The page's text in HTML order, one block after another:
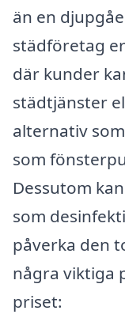
än en
städföretag
där kunder
städtjänster
alternativ
som
Dessutom
som
påverka den
några viktiga
priset: